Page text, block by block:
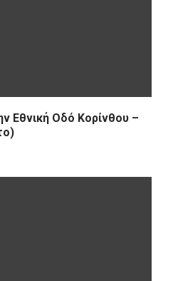
Εθνική Oδό Κορίνθου –